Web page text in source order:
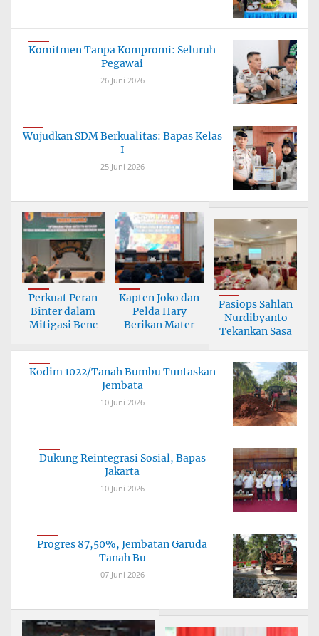
Komitmen Tanpa Kompromi: Seluruh
Pegawai
26 Juni 2026
Wujudkan SDM Berkualitas: Bapas Kelas
I
25 Juni 2026
Perkuat Peran
Binter dalam
Mitigasi Benc
Kapten Joko dan
Pelda Hary
Berikan Mater
Pasiops Sahlan
Nurdibyanto
Tekankan Sasa
Kodim 1022/Tanah Bumbu Tuntaskan
Jembata
10 Juni 2026
Dukung Reintegrasi Sosial, Bapas
Jakarta
10 Juni 2026
Progres 87,50%, Jembatan Garuda
Tanah Bu
07 Juni 2026